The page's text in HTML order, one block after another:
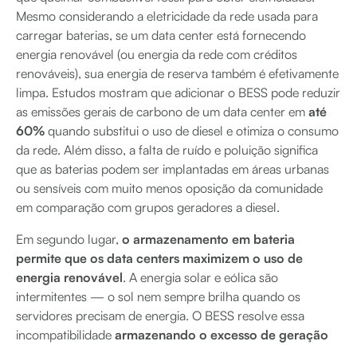
Mesmo considerando a eletricidade da rede usada para
carregar baterias, se um data center está fornecendo
energia renovável (ou energia da rede com créditos
renováveis), sua energia de reserva também é efetivamente
limpa. Estudos mostram que adicionar o BESS pode reduzir
as emissões gerais de carbono de um data center em até
60% quando substitui o uso de diesel e otimiza o consumo
da rede. Além disso, a falta de ruído e poluição significa
que as baterias podem ser implantadas em áreas urbanas
ou sensíveis com muito menos oposição da comunidade
em comparação com grupos geradores a diesel.
Em segundo lugar, o armazenamento em bateria
permite que os data centers maximizem o uso de
energia renovável. A energia solar e eólica são
intermitentes — o sol nem sempre brilha quando os
servidores precisam de energia. O BESS resolve essa
incompatibilidade armazenando o excesso de geração